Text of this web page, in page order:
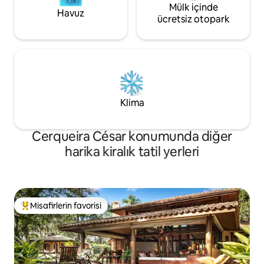
Havuz
Mülk içinde
ücretsiz otopark
Klima
Cerqueira César konumunda diğer
harika kiralık tatil yerleri
Misafirlerin favorilerinden en beğenilenler arasında
Misafirlerin favorisi